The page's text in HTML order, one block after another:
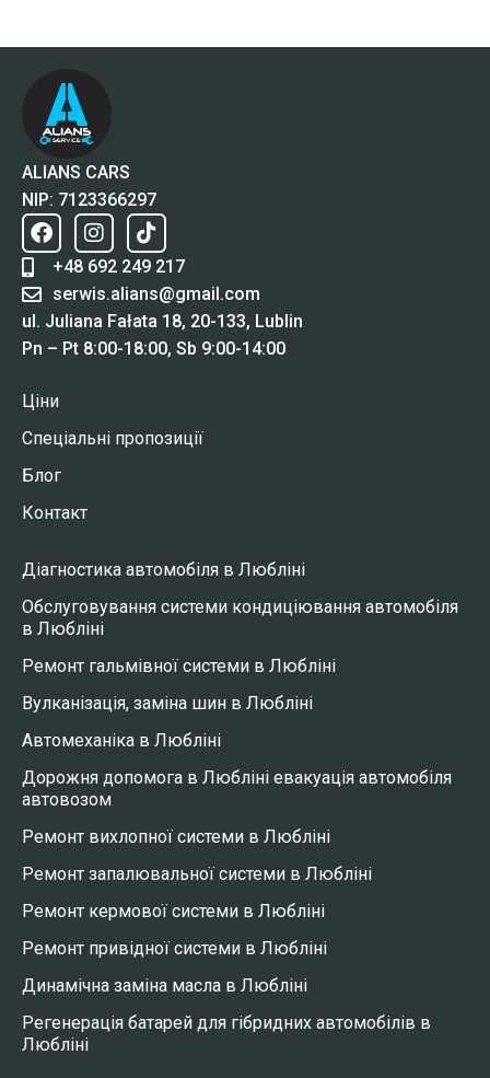
ALIANS CARS
NIP: 7123366297
+48 692 249 217
serwis.alians@gmail.com
ul. Juliana Fałata 18, 20-133, Lublin
Pn – Pt 8:00-18:00, Sb 9:00-14:00
Ціни
Спеціальні пропозиції
Блог
Контакт
Діагностика автомобіля в Любліні
Обслуговування системи кондиціювання автомобіля
в Любліні
Ремонт гальмівної системи в Любліні
Вулканізація, заміна шин в Любліні
Автомеханіка в Любліні
Дорожня допомога в Любліні евакуація автомобіля
автовозом
Ремонт вихлопної системи в Любліні
Ремонт запалювальної системи в Любліні
Ремонт кермової системи в Любліні
Ремонт привідної системи в Любліні
Динамічна заміна масла в Любліні
Регенерація батарей для гібридних автомобілів в
Любліні